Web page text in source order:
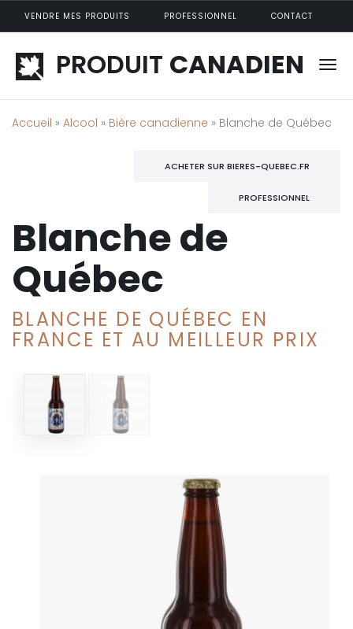
Aller au contenu principal
VENDRE MES PRODUITS PROFESSIONNEL CONTACT
PRODUIT CANADIEN
Accueil » Alcool » Bière canadienne » Blanche de Québec
ACHETER SUR BIERES-QUEBEC.FR
PROFESSIONNEL
Blanche de
Québec
BLANCHE DE QUÉBEC EN
FRANCE ET AU MEILLEUR PRIX